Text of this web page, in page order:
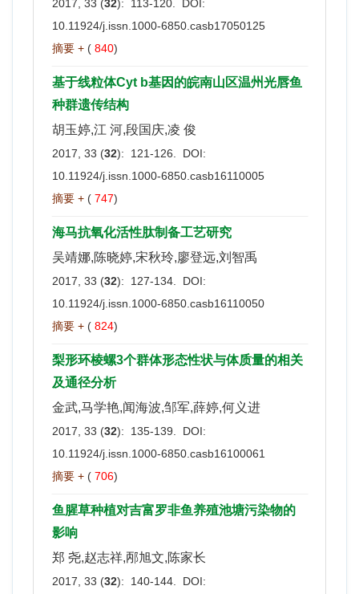
2017, 33 (32): 113-120. DOI:
10.11924/j.issn.1000-6850.casb17050125
摘要 + ( 840)
基于线粒体Cyt b基因的皖南山区温州光唇鱼
种群遗传结构
胡玉婷,江 河,段国庆,凌 俊
2017, 33 (32): 121-126. DOI:
10.11924/j.issn.1000-6850.casb16110005
摘要 + ( 747)
海马抗氧化活性肽制备工艺研究
吴靖娜,陈晓婷,宋秋玲,廖登远,刘智禹
2017, 33 (32): 127-134. DOI:
10.11924/j.issn.1000-6850.casb16110050
摘要 + ( 824)
梨形环棱螺3个群体形态性状与体质量的相关
及通径分析
金武,马学艳,闻海波,邹军,薛婷,何义进
2017, 33 (32): 135-139. DOI:
10.11924/j.issn.1000-6850.casb16100061
摘要 + ( 706)
鱼腥草种植对吉富罗非鱼养殖池塘污染物的
影响
郑 尧,赵志祥,邴旭文,陈家长
2017, 33 (32): 140-144. DOI: